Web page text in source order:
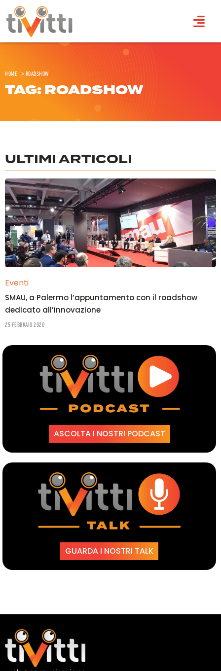
Home >roadshow
TAG: ROADSHOW
ULTIMI ARTICOLI
Eventi
SMAU, a Palermo l’appuntamento con il roadshow
dedicato all’innovazione
25 Febbraio 2020
ASCOLTA I NOSTRI PODCAST
GUARDA I NOSTRI TALK